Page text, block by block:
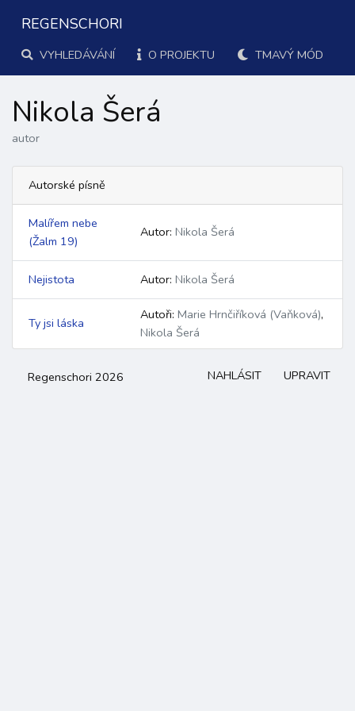
REGENSCHORI
VYHLEDÁVÁNÍ O PROJEKTU TMAVÝ MÓD
Nikola Šerá
autor
Autorské písně
Malířem nebe
(Žalm 19)
Autor: Nikola Šerá
Nejistota Autor: Nikola Šerá
Ty jsi láska
Autoři: Marie Hrnčiříková (Vaňková),
Nikola Šerá
Regenschori 2026 NAHLÁSIT UPRAVIT